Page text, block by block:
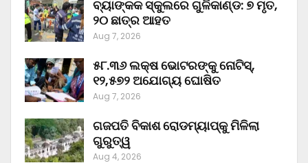
ବ୍ୟାଙ୍କକ ସ୍କୁଲରେ ଗୁଳିକାଣ୍ଡ: ୭ ମୃତ,
୨୦ ଛାତ୍ର ଆହତ
Aug 7, 2026
୫୮.୩୬ ଲକ୍ଷ ଭୋଟରଙ୍କୁ ନୋଟିସ୍‌,
୧୨,୫୭୨ ଅଯୋଗ୍ୟ ଘୋଷିତ
Aug 7, 2026
ଗଜପତି ବିକାଶ ରୋଡମ୍ୟାପ୍‌କୁ ମିଳିଲା
ଗୁରୁତ୍ୱ
Aug 4, 2026